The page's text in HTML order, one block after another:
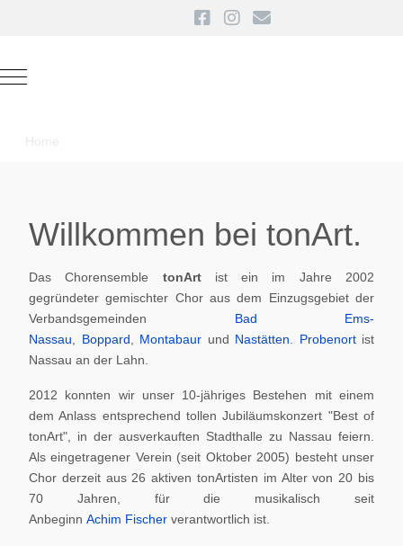
Mobile Menu Toggle
Home
Willkommen bei tonArt.
Das Chorensemble tonArt ist ein im Jahre 2002
gegründeter gemischter Chor aus dem Einzugsgebiet der
Verbandsgemeinden Bad Ems-
Nassau
Boppard Montabaur und Nastätten Probenortist
Nassau an der Lahn.
2012 konnten wir unser 10-jähriges Bestehen mit einem
dem Anlass entsprechend tollen Jubiläumskonzert "Best of
tonArt", in der ausverkauften Stadthalle zu Nassau feiern.
Als eingetragener Verein (seit Oktober 2005) besteht unser
Chor derzeit aus 26 aktiven tonArtisten im Alter von 20 bis
70 Jahren, für die musikalisch seit
Anbeginn Achim Fischer verantwortlich ist.